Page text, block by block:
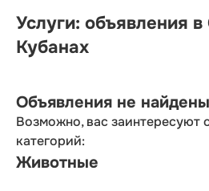
Услуги: объявления
Кубанах
Объявления не найдены
Возможно, вас заинтересуют
категорий:
Животные